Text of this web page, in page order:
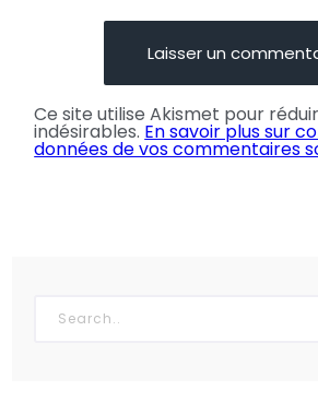
Ce site utilise Akismet pour
indésirables. En savoir plus sur
données de vos commentaires